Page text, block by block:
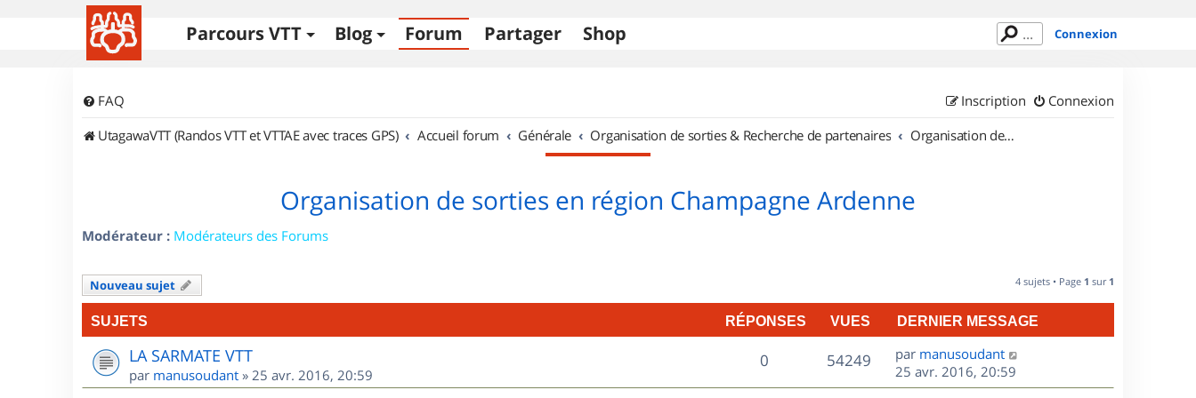
Parcours VTT Blog Forum Partager Shop Connexion
FAQ Connexion
Inscription
UtagawaVTT (Randos VTT et VTTAE avec traces GPS)
Accueil forum Générale Organisation de sorties & Recherche de partenaires Organisation de sorties en région Champagne Ardenne
Organisation de sorties en région Champagne Ardenne
Modérateur : Modérateurs des Forums
Nouveau sujet 4 sujets • Page 1 sur 1
SUJETS RÉPONSES VUES DERNIER MESSAGE
LA SARMATE VTT
par manusoudant » 25 avr. 2016, 20:59
0R
é
54249V
u
D
e
r
par manusoudant
25 avr. 2016, 20:59